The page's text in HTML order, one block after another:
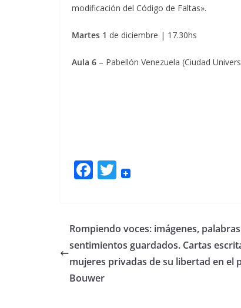
modificación del Código de Faltas».
Martes 1 de diciembre | 17.30hs
Aula 6 – Pabellón Venezuela (Ciudad
F
b
o
o
k
T
er
Rompiendo voces: imágenes,
sentimientos guardados. Cartas
mujeres privadas de su libertad en el
Bouwer